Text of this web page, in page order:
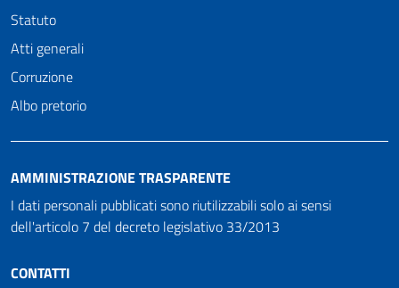
Statuto
Atti generali
Corruzione
Albo pretorio
AMMINISTRAZIONE TRASPARENTE
I dati personali pubblicati sono riutilizzabili solo ai sensi
dell'articolo 7 del decreto legislativo 33/2013
CONTATTI